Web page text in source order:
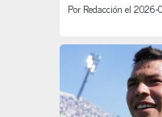
Por Redacción el 2026-